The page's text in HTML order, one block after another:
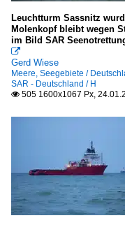
Leuchtturm Sassnitz
Molenkopf bleibt wegen
im Bild SAR

Gerd Wiese
Meere, Seegebiete /
SAR - Deutschland / H
 505 1600x1067 Px,